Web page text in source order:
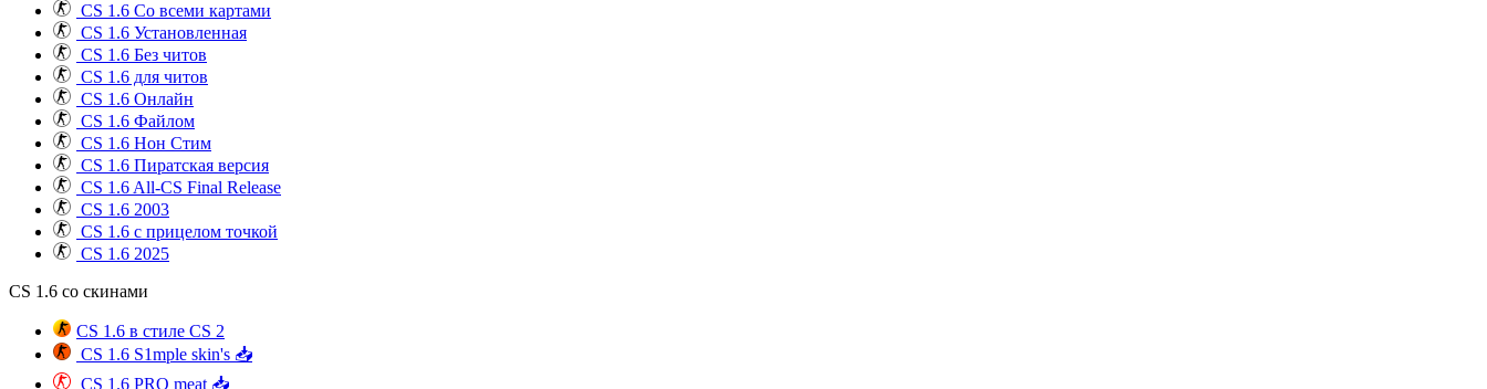
CS 1.6 Со всеми картами
CS 1.6 Установленная
CS 1.6 Без читов
CS 1.6 для читов
CS 1.6 Онлайн
CS 1.6 Файлом
CS 1.6 Нон Стим
CS 1.6 Пиратская версия
CS 1.6 All-CS Final Release
CS 1.6 2003
CS 1.6 с прицелом точкой
CS 1.6 2025
CS 1.6 со скинами
CS 1.6 в стиле CS 2
CS 1.6 S1mple skin's 📥
CS 1.6 PRO meat 📥